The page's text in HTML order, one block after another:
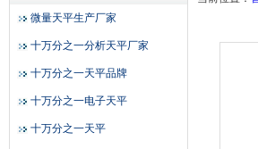
上海赞维ZLK700-4便携式汽
微量天平生产厂家
十万分之一分析天平厂家
十万分之一天平品牌
十万分之一电子天平
十万分之一天平